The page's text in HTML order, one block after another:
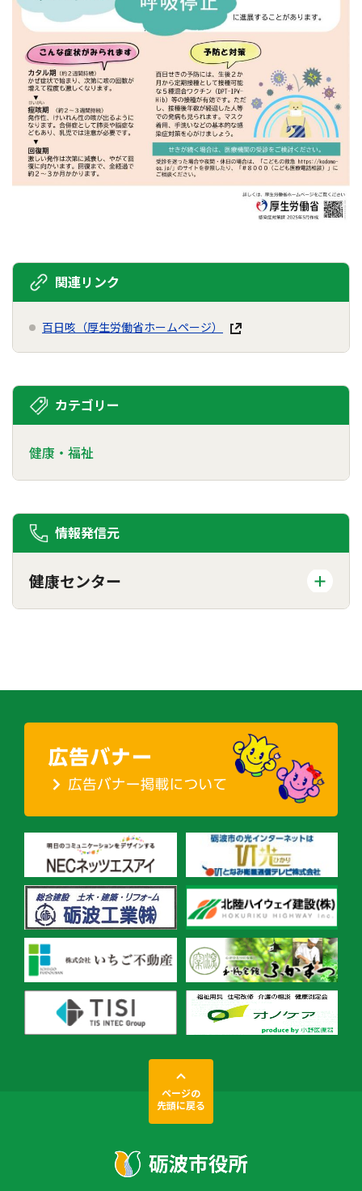
関連リンク
百日咳（厚生労働省ホームページ）
カテゴリー
健康・福祉
情報発信元
健康センター
ページの
先頭に戻る